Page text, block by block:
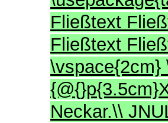
Fließtext
Fließtext
\vspace{2cm}
Neckar.\\